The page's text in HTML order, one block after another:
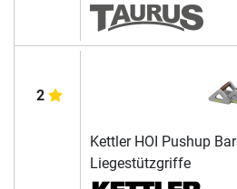
2
Kettler HOI Pushup
Liegestützgriffe